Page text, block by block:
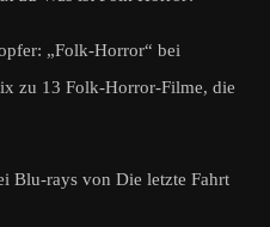
„Folk-Horror“ bei
zu 13 Folk-Horror-Filme, die
Blu-rays von Die letzte Fahrt